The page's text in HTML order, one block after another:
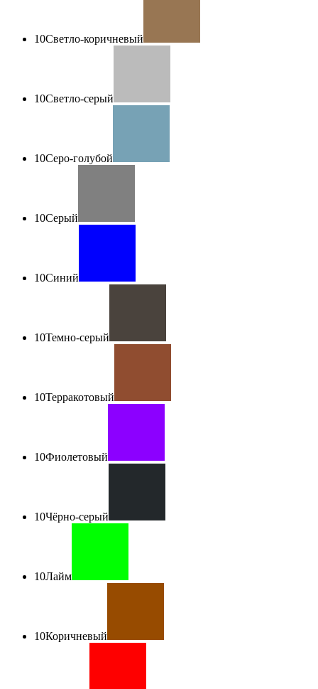
10Светло-коричневый
10Светло-серый
10Серо-голубой
10Серый
10Синий
10Темно-серый
10Терракотовый
10Фиолетовый
10Чёрно-серый
10Лайм
10Коричневый